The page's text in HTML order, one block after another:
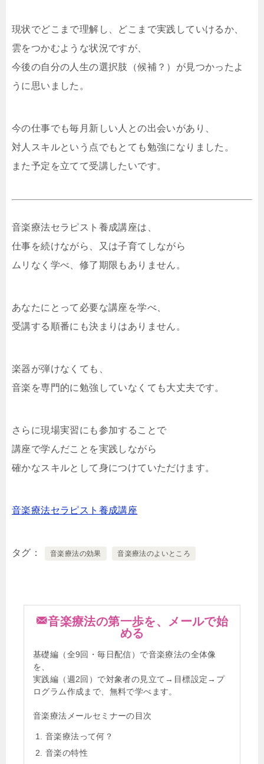
現状でどこまで理解し、どこまで実践していけるか、
雲をつかむような状況ですが、
今後の自分の人生の選択肢（候補？）が見つかったよ
うに思いました。
今の仕事でも毎月新しい人との出会いがあり、
対人スキルという点でもとても勉強になりました。
また予定を立てて受講したいです。
音楽療法セラピスト養成講座は、
仕事を続けながら、又は子育てしながら
ムリなく学べ、修了期限もありません。
あなたにとって必要な講座を学べ、
受講する順番にも決まりはありません。
楽器が弾けなくても、
音楽を専門的に勉強していなくても大丈夫です。
さらに現場実習にも参加することで
講座で学んだことを実践しながら
確かなスキルとして身につけていただけます。
音楽療法セラピスト養成講座
タグ 音楽療法の効果 音楽療法のよいところ
音楽療法の第一歩を、メールで始
める
基礎編（全9回・毎日配信）で音楽療法の全体像
を、
実践編（週2回）で対象者の見立て→目標設定→プ
ログラム作成まで、無料で学べます。
音楽療法メールセミナーの目次
音楽療法って何？
音楽の特性